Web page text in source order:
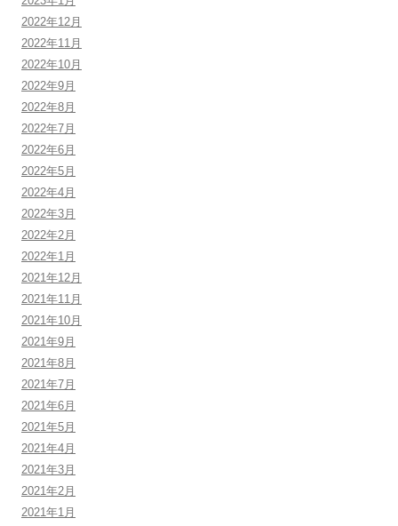
2022年12月
2022年11月
2022年10月
2022年9月
2022年8月
2022年7月
2022年6月
2022年5月
2022年4月
2022年3月
2022年2月
2022年1月
2021年12月
2021年11月
2021年10月
2021年9月
2021年8月
2021年7月
2021年6月
2021年5月
2021年4月
2021年3月
2021年2月
2021年1月